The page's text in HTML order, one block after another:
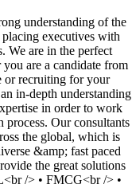
understanding of the
executives with
We are in the perfect
are a candidate from
or recruiting for your
in-depth understanding
in order to work
process. Our consultants
the global, which is
&amp; fast paced
the great solutions
/> • FMCG<br /> •